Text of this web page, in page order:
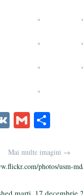
V G
ailaj
ea
Mai multe imagini →
photos/usm-
marți, 17 decembrie